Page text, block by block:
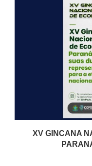
XV GINCANA